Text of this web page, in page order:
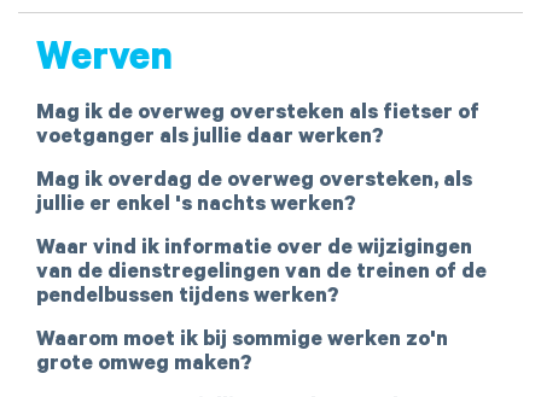
Werven
Mag ik de overweg oversteken als fietser of
voetganger als jullie daar werken?
Mag ik overdag de overweg oversteken, als
jullie er enkel 's nachts werken?
Waar vind ik informatie over de wijzigingen
van de dienstregelingen van de treinen of de
pendelbussen tijdens werken?
Waarom moet ik bij sommige werken zo'n
grote omweg maken?